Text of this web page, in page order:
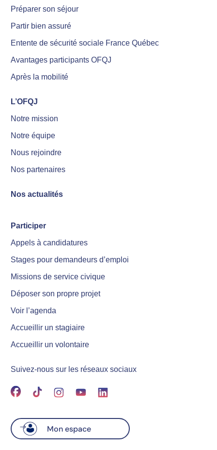
Préparer son séjour
Partir bien assuré
Entente de sécurité sociale France Québec
Avantages participants OFQJ
Après la mobilité
L’OFQJ
Notre mission
Notre équipe
Nous rejoindre
Nos partenaires
Nos actualités
Participer
Appels à candidatures
Stages pour demandeurs d’emploi
Missions de service civique
Déposer son propre projet
Voir l’agenda
Accueillir un stagiaire
Accueillir un volontaire
Suivez-nous sur les réseaux sociaux
Mon espace